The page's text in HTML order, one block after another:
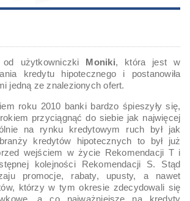
użytkowniczki Moniki, która jest w
kredytu hipotecznego i postanowiła
jedną ze znalezionych ofert.
roku 2010 banki bardzo śpieszyły się,
przyciągnąć do siebie jak najwięcej
na rynku kredytowym ruch był jak
kredytów hipotecznych to był już
wejściem w życie Rekomendacji T i
kolejności Rekomendacji S. Stąd
promocje, rabaty, upusty, a nawet
którzy w tym okresie zdecydowali się
a co najważniejsze na kredyty